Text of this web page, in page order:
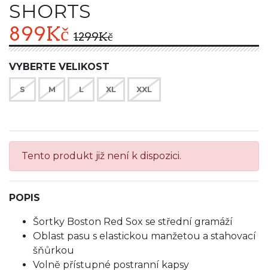
SHORTS
899Kč 1299Kč
VYBERTE VELIKOST
S M L XL XXL
Tento produkt již není k dispozici.
POPIS
Šortky Boston Red Sox se střední gramáží
Oblast pasu s elastickou manžetou a stahovací
šňůrkou
Volně přístupné postranní kapsy